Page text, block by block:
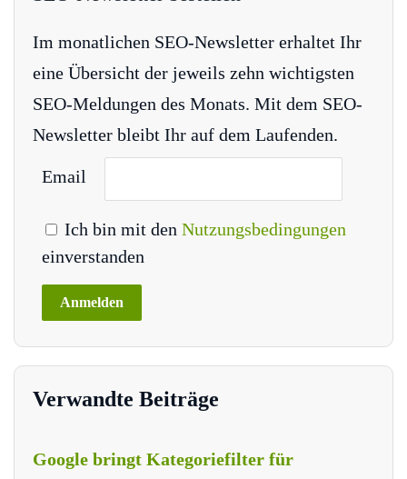
Im monatlichen SEO-Newsletter erhaltet Ihr
eine Übersicht der jeweils zehn wichtigsten
SEO-Meldungen des Monats. Mit dem SEO-
Newsletter bleibt Ihr auf dem Laufenden.
Email
Ich bin mit den Nutzungsbedingungen
einverstanden
Verwandte Beiträge
Google bringt Kategoriefilter für